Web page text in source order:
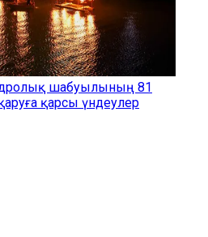
шабуылының 81
қарсы үндеулер